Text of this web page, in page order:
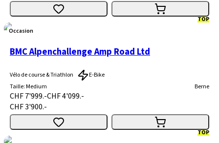
TOP
Occasion
TOP
BMC Alpenchallenge Amp Road Ltd
Vélo de course & Triathlon
E-Bike
Taille:Medium Berne
CHF 7'999.-CHF 4'099.-
CHF 3'900.-